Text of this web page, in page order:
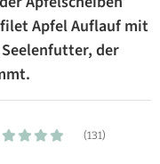
Apfel Auflauf mit
der
(131)